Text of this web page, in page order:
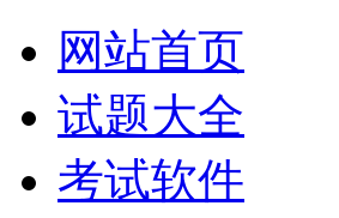
网站首页
试题大全
考试软件